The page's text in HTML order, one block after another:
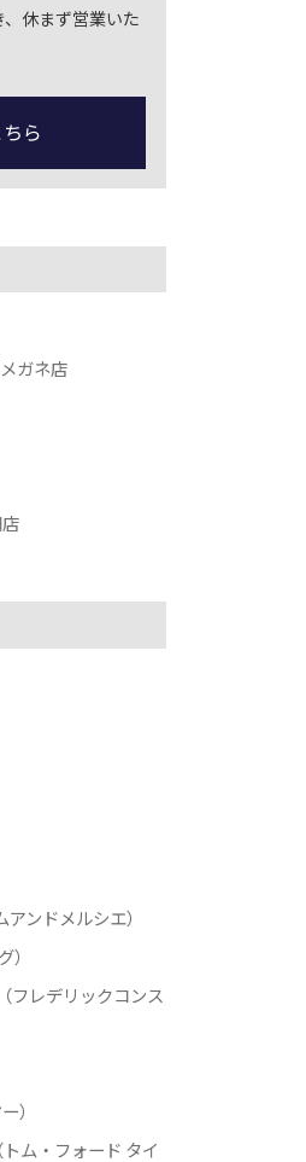
休まず営業いた
ら
ガネ店
ンドメルシエ）
）
フレデリックコンス
）
ム・フォード タイ